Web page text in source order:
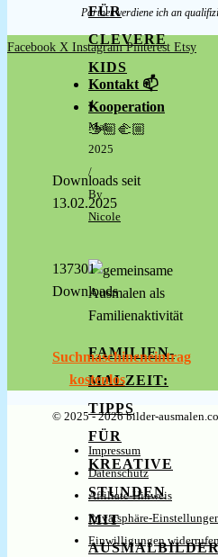
FÜR
CLEVERE
KIDS
4.
Mai
2025
/
By
Nicole
FAMILIEN-
MALZEIT:
TIPPS
FÜR
KREATIVE
STUNDEN
MIT
Partner verdiene ich an
Facebook X Instagram Pinterest Etsy
Kontakt 📫
Kooperation
🫱🏼‍🫲🏼
Downloads seit
13.02.2025
137301
Downloads
Suchmaschineneintrag
kostenlos
© 2025 - 2026 bilder-
Impressum
Datenschutz
Affiliate-Hinweis
Privatsphäre-
Einwilligungen widerrufen